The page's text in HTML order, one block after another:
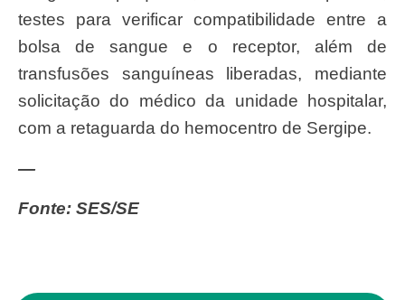
testes para verificar compatibilidade entre a
bolsa de sangue e o receptor, além de
transfusões sanguíneas liberadas, mediante
solicitação do médico da unidade hospitalar,
com a retaguarda do hemocentro de Sergipe.
—
Fonte: SES/SE